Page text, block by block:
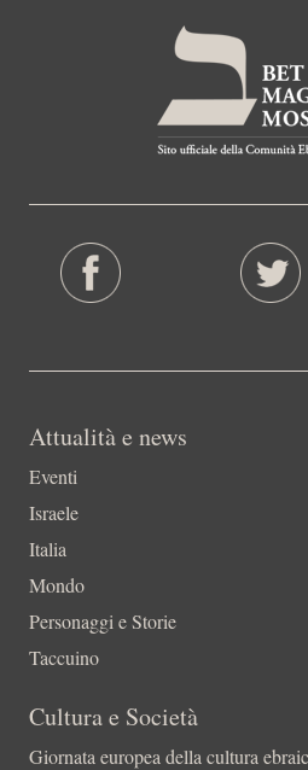
Attualità e news
Eventi
Israele
Italia
Mondo
Personaggi e Storie
Taccuino
Cultura e Società
Giornata europea della cultura